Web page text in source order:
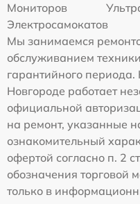
Мониторов
Электросамокатов
Мы занимаемся
обслуживанием
гарантийного
Новгороде работает
официальной
на ремонт, указанные
ознакомительный
офертой согласно п. 2
обозначения торговой
только в